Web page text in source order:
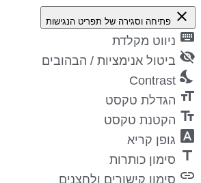
close פתיחה וסגירה של תפריט הנגישות
ניווט מקלדת
ביטול אנימציות / הבהובים
Contrast
הגדלת טקסט
הקטנת טקסט
גופן קריא
סימון כותרות
סימון קישורים ולחצנים